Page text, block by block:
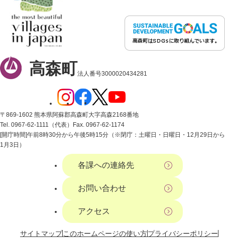
高森町法人番号3000020434281
〒869-1602 熊本県阿蘇郡高森町大字高森2168番地
Tel. 0967-62-1111（代表）
Fax. 0967-62-1174
[開庁時間]午前8時30分から午後5時15分（※閉庁：土曜日・日曜日・12月29日から
1月3日）
各課への連絡先
お問い合わせ
アクセス
サイトマップこのホームページの使い方プライバシーポリシー